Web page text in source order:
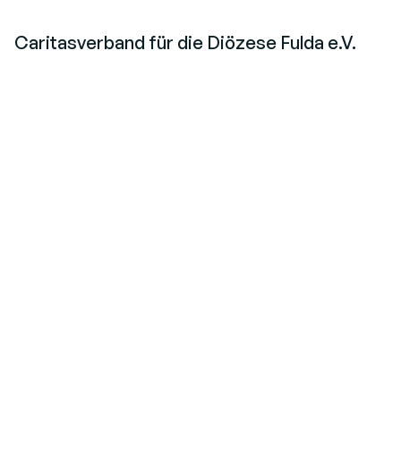
Caritasverband für die Diözese Fulda e.V.